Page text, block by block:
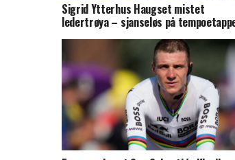
Sigrid Ytterhus Haugset mistet
ledertrøya – sjanseløs på